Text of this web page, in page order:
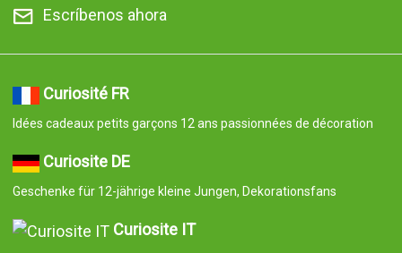
Escríbenos ahora
Curiosité FR
Idées cadeaux petits garçons 12 ans passionnées de décoration
Curiosite DE
Geschenke für 12-jährige kleine Jungen, Dekorationsfans
Curiosite IT